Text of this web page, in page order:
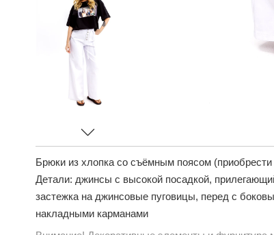
Брюки из хлопка со съёмным поясом
Детали: джинсы с высокой посадкой,
застежка на джинсовые пуговицы, перед с
накладными карманами